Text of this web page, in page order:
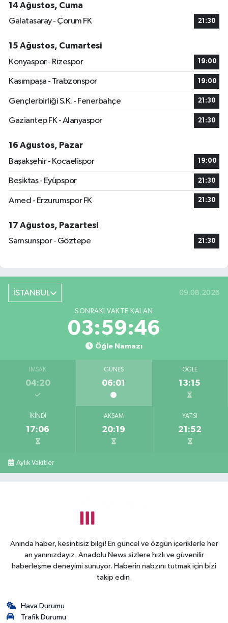
14 Ağustos, Cuma
Galatasaray - Çorum FK
21:30
15 Ağustos, Cumartesi
Konyaspor - Rizespor
19:00
Kasımpaşa - Trabzonspor 19:00
Gençlerbirliği S.K. - Fenerbahçe 21:30
Gaziantep FK - Alanyaspor 21:30
16 Ağustos, Pazar
Başakşehir - Kocaelispor
19:00
Beşiktaş - Eyüpspor 21:30
Amed - Erzurumspor FK 21:30
17 Ağustos, Pazartesi
Samsunspor - Göztepe
21:30
İSTANBUL 09.08.2026
SONRAKI VAKTE KALAN
03:59:45
Öğle Namazı
İMSAK
04:20
GÜNEŞ
06:01
ÖĞLE
13:15
İKINDI
17:06
AKŞAM
20:19
YATSI
21:52
Aylık Vakitler
Anında haber, kesintisiz bilgi! En güncel ve özgün içeriklerle her
an yanınızdayız. Anadolu News sizlere hızlı ve güvenilir
haberleşme deneyimi sunuyor. Haberin nabzını tutmak için bizi
takip edin.
Hava Durumu
Trafik Durumu